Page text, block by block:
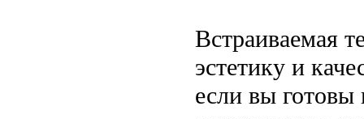
Встраиваемая
эстетику и
если вы готовы